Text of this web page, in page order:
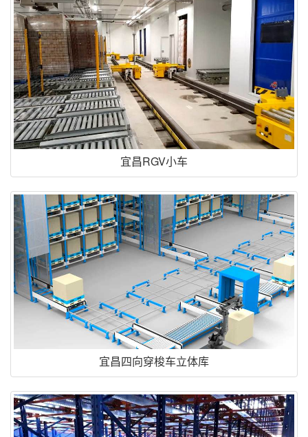
宜昌RGV小车
宜昌四向穿梭车立体库